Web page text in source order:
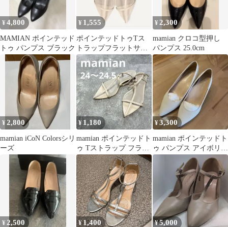
¥4,800
MAMIAN ポインテッド
トゥ パンプス ブラック
¥ 1,555
ポインテッドトゥTス
トラップフラットサン
ダル アイボリー
mamian LL
¥ 2,300
mamian クロコ型押し
パンプス 25.0cm
¥2,800
mamian iCoN Colorsシリ
ーズ
¥ 1,180
mamian ポインテッドト
ゥ Tストラップ フラッ
トサンダル 24cm L
¥3,300
mamian ポインテッドト
ゥ パンプス アイボリー
23cm
¥ 2,500 ¥1,400 ¥5,000